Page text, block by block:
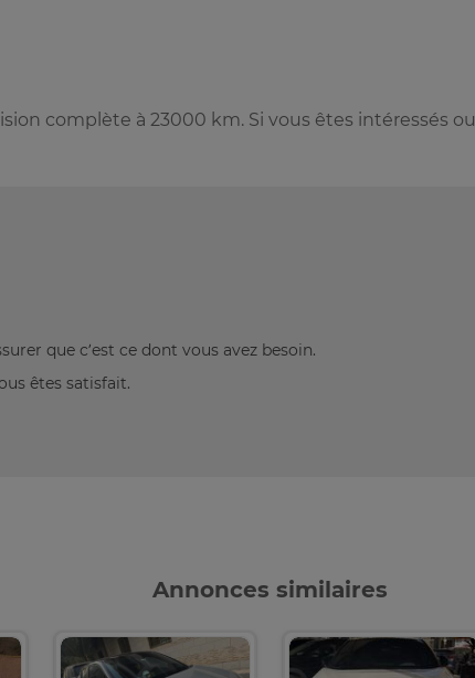
complète à 23000 km. Si vous êtes intéressés ou
que c’est ce dont vous avez besoin.
êtes satisfait.
Annonces similaires